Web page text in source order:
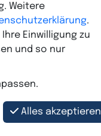
Weitere
.
Einwilligung zu
und so nur
Alles akzeptieren